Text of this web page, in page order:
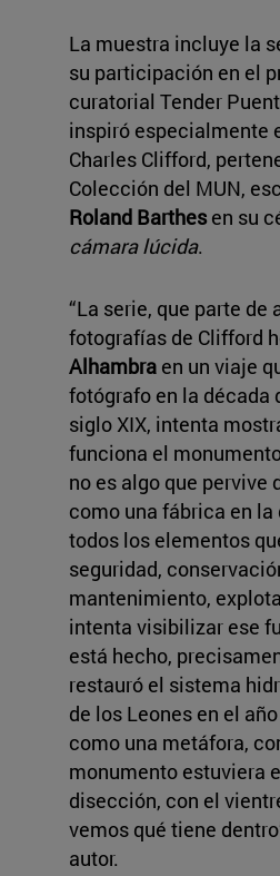
La muestra incluye la
su participación en el
curatorial Tender
inspiró especialmente
Charles Clifford,
Colección del MUN,
Roland Barthesen su
cámara lúcida.
“La serie, que parte de
fotografías de Clifford
Alhambra en un viaje
fotógrafo en la década
siglo XIX, intenta
funciona el
no es algo que pervive
como una fábrica en
todos los elementos
seguridad,
mantenimiento,
intenta visibilizar ese
está hecho,
restauró el sistema
de los Leones en el
como una metáfora,
monumento estuviera
disección, con el
vemos qué tiene
autor.